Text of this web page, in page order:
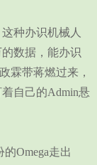
种办识机械人
数据，能办识
霖带蒋燃过来，
自己的Admin悬
Omega走出